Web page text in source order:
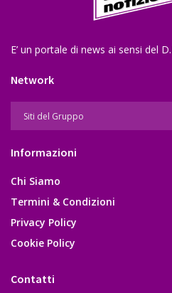
E’ un portale di news ai sensi del
Network
Informazioni
Chi Siamo
Termini & Condizioni
Privacy Policy
Cookie Policy
Contatti